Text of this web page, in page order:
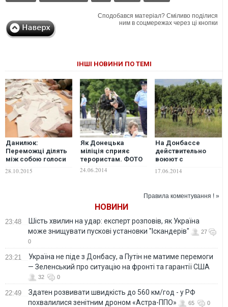
Сподобався матеріал? Сміливо поділися
ним в соцмережах через ці кнопки
ІНШІ НОВИНИ ПО ТЕМІ
Данилюк:
Переможці ділять
між собою голоси
подолали бар'єру
28.10.2015
Як Донецька
міліція сприяє
терористам. ФОТО
24.06.2014
На Донбассе
действительно
воюют с
17.06.2014
Правила коментування ! »
НОВИНИ
23:48
Шість хвилин на удар: експерт розповів, як Україна
може знищувати пускові установки "Іскандерів"
27
0
23:21
Україна не піде з Донбасу, а Путін не матиме перемоги
— Зеленський про ситуацію на фронті та гарантії США
32 0
22:49
Здатен розвивати швидкість до 560 км/год - у РФ
похвалилися зенітним дроном «Астра-ППО»
65 0